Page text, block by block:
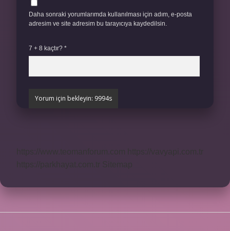
Daha sonraki yorumlarımda kullanılması için adım, e-posta
adresim ve site adresim bu tarayıcıya kaydedilsin.
7 + 8 kaçtır? *